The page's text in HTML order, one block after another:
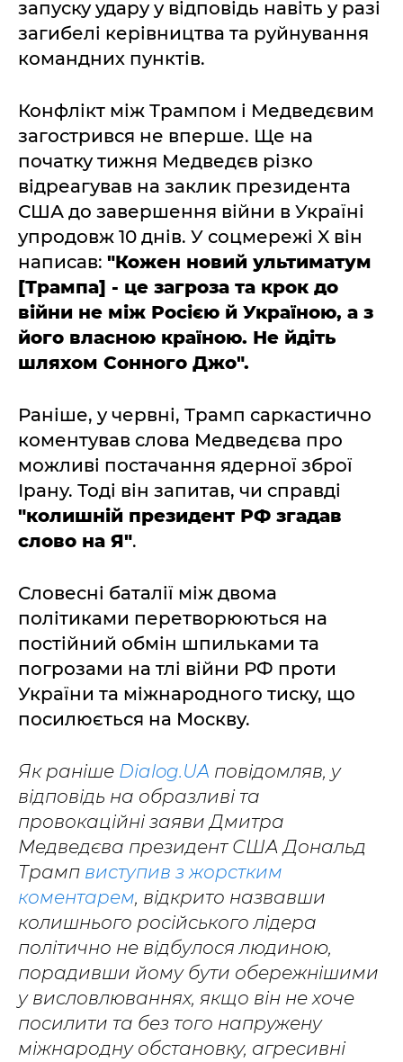
запуску удару у відповідь навіть у разі
загибелі керівництва та руйнування
командних пунктів.
Конфлікт між Трампом і Медведєвим
загострився не вперше. Ще на
початку тижня Медведєв різко
відреагував на заклик президента
США до завершення війни в Україні
упродовж 10 днів. У соцмережі X він
написав: "Кожен новий ультиматум
[Трампа] - це загроза та крок до
війни не між Росією й Україною, а з
його власною країною. Не йдіть
шляхом Сонного Джо".
Раніше, у червні, Трамп саркастично
коментував слова Медведєва про
можливі постачання ядерної зброї
Ірану. Тоді він запитав, чи справді
"колишній президент РФ згадав
слово на Я".
Словесні баталії між двома
політиками перетворюються на
постійний обмін шпильками та
погрозами на тлі війни РФ проти
України та міжнародного тиску, що
посилюється на Москву.
Як раніше Dialog.UA повідомляв, у
відповідь на образливі та
провокаційні заяви Дмитра
Медведєва президент США Дональд
Трамп виступив з жорстким
коментарем, відкрито назвавши
колишнього російського лідера
політично не відбулося людиною,
порадивши йому бути обережнішими
у висловлюваннях, якщо він не хоче
посилити та без того напружену
міжнародну обстановку, агресивні